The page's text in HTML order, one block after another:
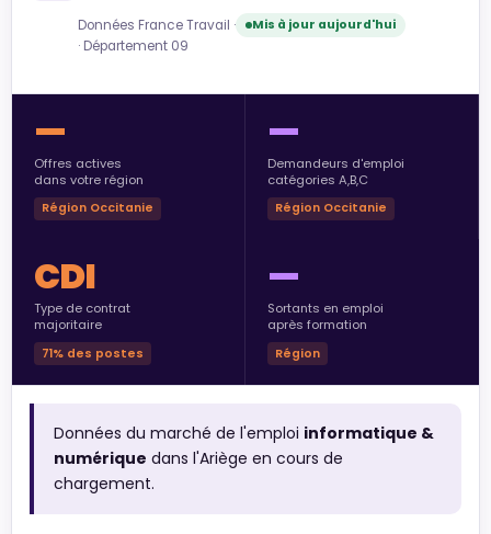
Données France Travail · Mis à jour aujourd'hui
· Département 09
—
Offres actives
dans votre région
Région Occitanie
—
Demandeurs d'emploi
catégories A,B,C
Région Occitanie
CDI
Type de contrat
majoritaire
71% des postes
—
Sortants en emploi
après formation
Région
Données du marché de l'emploi informatique &
numérique dans l'Ariège en cours de
chargement.